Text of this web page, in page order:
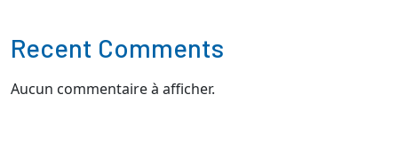
Recent Comments
Aucun commentaire à afficher.